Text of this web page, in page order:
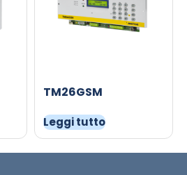
TM26GSM
Leggi tutto